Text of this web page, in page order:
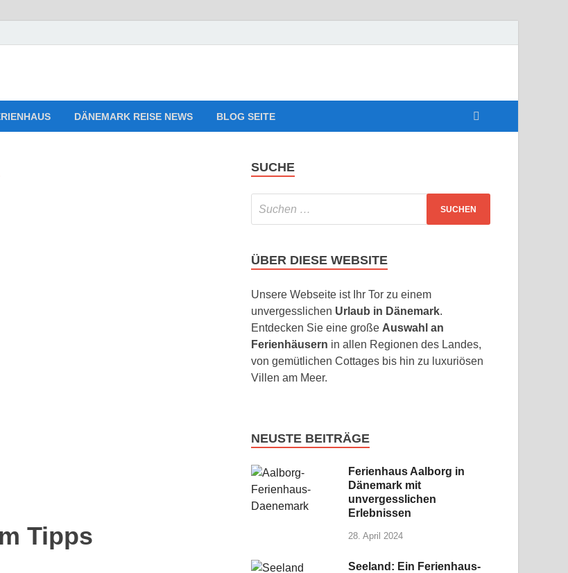
Music
DÄNEMARK REISE NEWS BLOG SEITE
Tipps
SUCHE
ÜBER DIESE WEBSITE
Unsere Webseite ist Ihr Tor zu einem
unvergesslichen Urlaub in Dänemark.
Entdecken Sie eine große Auswahl an
Ferienhäusern in allen Regionen des Landes,
von gemütlichen Cottages bis hin zu luxuriösen
Villen am Meer.
NEUSTE BEITRÄGE
Ferienhaus Aalborg in
Dänemark mit
unvergesslichen
Erlebnissen
28. April 2024
Seeland: Ein Ferienhaus-